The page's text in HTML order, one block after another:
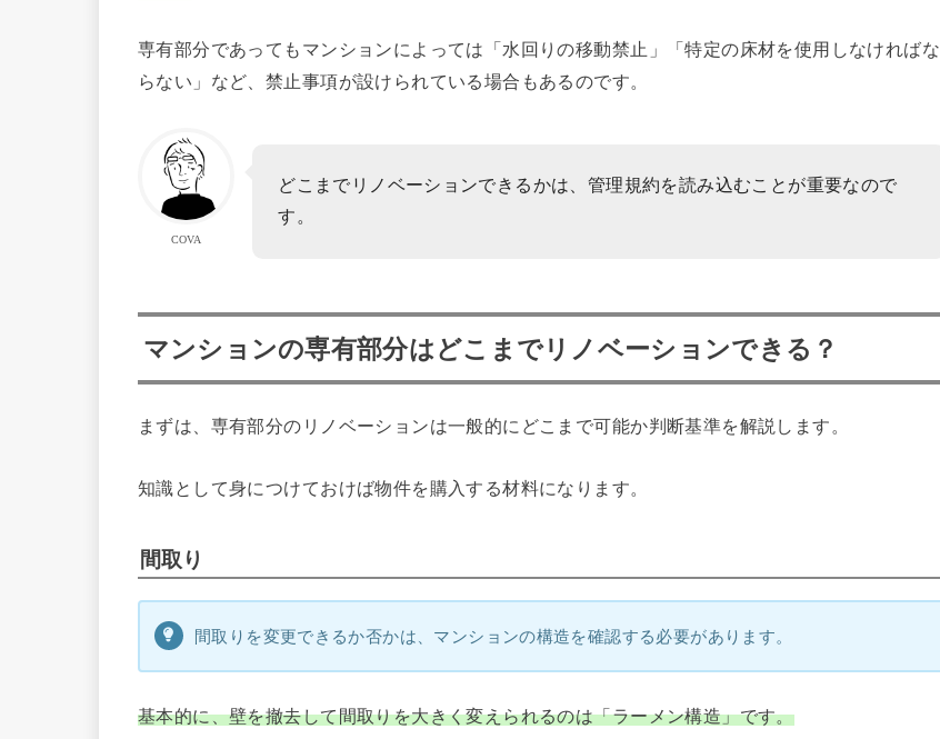
専有部分であってもマンションによっては「水回りの移動禁止」「特定の床材を使用しなければな
らない」など、禁止事項が設けられている場合もあるのです。
COVA
どこまでリノベーションできるかは、管理規約を読み込むことが重要なので
す。
マンションの専有部分はどこまでリノベーションできる？
まずは、専有部分のリノベーションは一般的にどこまで可能か判断基準を解説します。
知識として身につけておけば物件を購入する材料になります。
間取り
間取りを変更できるか否かは、マンションの構造を確認する必要があります。
基本的に、壁を撤去して間取りを大きく変えられるのは「ラーメン構造」です。